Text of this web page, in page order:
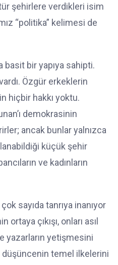
şehirlere verdikleri isim
“politika” kelimesi de
bir yapıya sahipti.
Özgür erkeklerin
hiçbir hakkı yoktu.
demokrasinin
ancak bunlar yalnızca
küçük şehir
ve kadınların
sayıda tanrıya inanıyor
çıkışı, onları asıl
yazarların yetişmesini
düşüncenin temel ilkelerini